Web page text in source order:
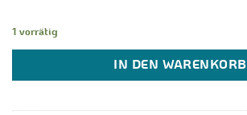
1 vorrätig
IN DEN WARENKORB